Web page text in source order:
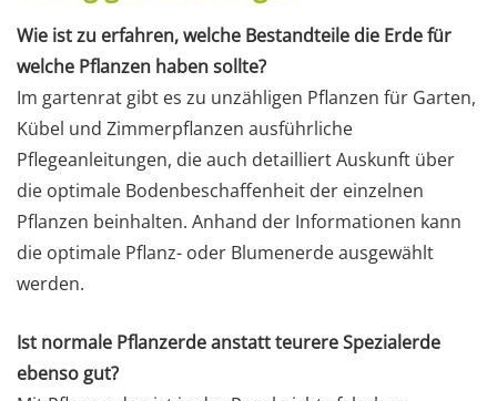
Wie ist zu erfahren, welche Bestandteile die Erde für
welche Pflanzen haben sollte?
Im gartenrat gibt es zu unzähligen Pflanzen für Garten,
Kübel und Zimmerpflanzen ausführliche
Pflegeanleitungen, die auch detailliert Auskunft über
die optimale Bodenbeschaffenheit der einzelnen
Pflanzen beinhalten. Anhand der Informationen kann
die optimale Pflanz- oder Blumenerde ausgewählt
werden.
Ist normale Pflanzerde anstatt teurere Spezialerde
ebenso gut?